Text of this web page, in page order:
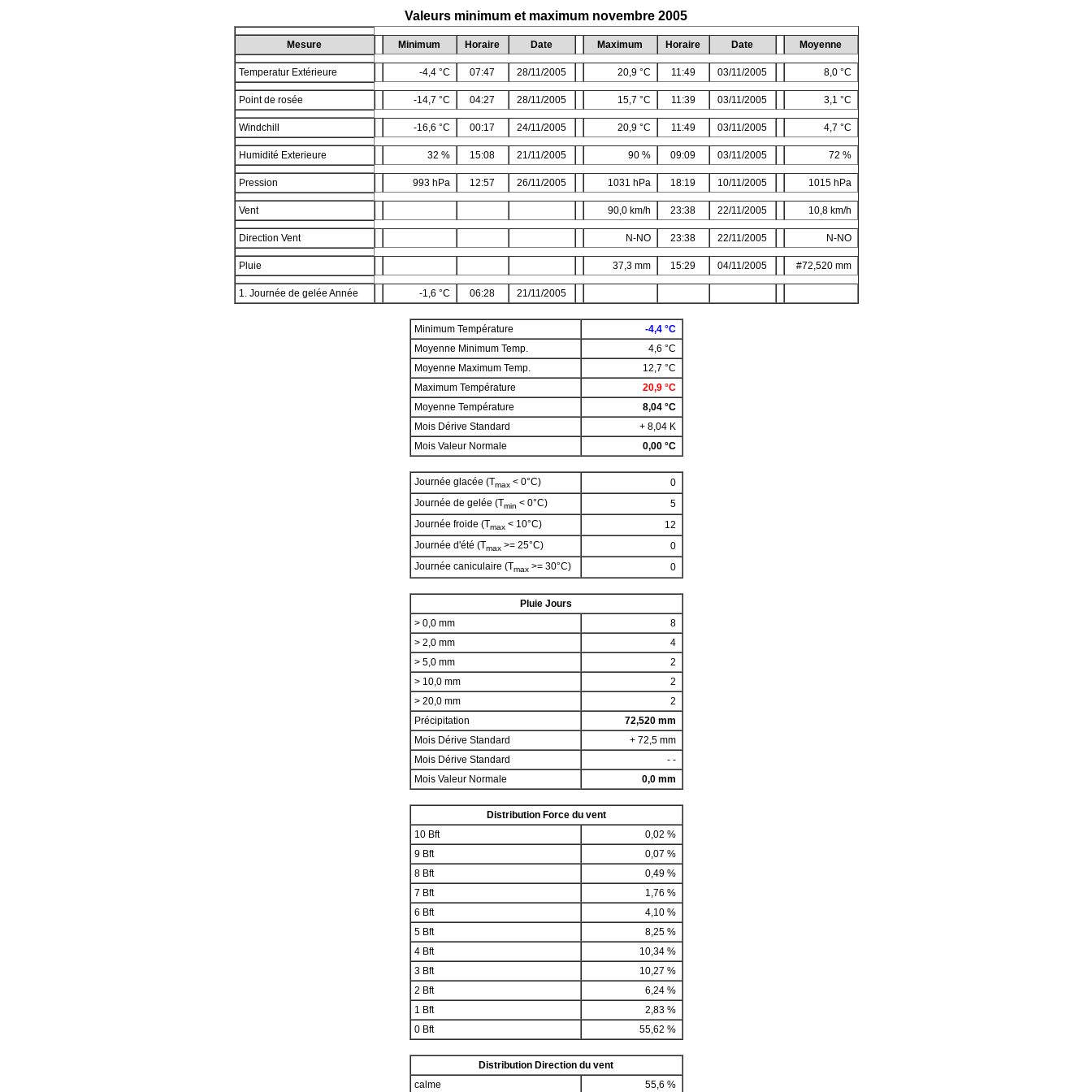
Valeurs minimum et maximum novembre 2005
Mesure Minimum Horaire Date Maximum Horaire Date Moyenne
Temperatur Extérieure -4,4 °C 07:47 28/11/2005 20,9 °C 11:49 03/11/2005 8,0 °C
Point de rosée -14,7 °C 04:27 28/11/2005 15,7 °C 11:39 03/11/2005 3,1 °C
Windchill -16,6 °C 00:17 24/11/2005 20,9 °C 11:49 03/11/2005 4,7 °C
Humidité Exterieure 32 % 15:08 21/11/2005 90 % 09:09 03/11/2005 72 %
Pression 993 hPa 12:57 26/11/2005 1031 hPa 18:19 10/11/2005 1015 hPa
Vent 90,0 km/h 23:38 22/11/2005 10,8 km/h
Direction Vent N-NO 23:38 22/11/2005 N-NO
Pluie 37,3 mm 15:29 04/11/2005 #72,520 mm
1. Journée de gelée Année -1,6 °C 06:28 21/11/2005
Minimum Température
-4,4 °C
Moyenne Minimum Temp.
4,6 °C
Moyenne Maximum Temp.
12,7 °C
Maximum Température
20,9 °C
Moyenne Température
8,04 °C
Mois Dérive Standard
+ 8,04 K
Mois Valeur Normale
0,00 °C
Journée glacée (Tmax< 0°C)
0
Journée de gelée (Tmin < 0°C)
5
Journée froide (Tmax< 10°C)
12
Journée d'été (Tmax>= 25°C)
0
Journée caniculaire (Tmax>= 30°C) 0
Pluie Jours
> 0,0 mm
8
> 2,0 mm
4
> 5,0 mm
2
> 10,0 mm
2
> 20,0 mm
2
Précipitation
72,520 mm
Mois Dérive Standard
+ 72,5 mm
Mois Dérive Standard
- -
Mois Valeur Normale
0,0 mm
Distribution Force du vent
10 Bft
0,02 %
9 Bft
0,07 %
8 Bft
0,49 %
7 Bft
1,76 %
6 Bft
4,10 %
5 Bft
8,25 %
4 Bft
10,34 %
3 Bft
10,27 %
2 Bft
6,24 %
1 Bft
2,83 %
0 Bft
55,62 %
Distribution Direction du vent
calme
55,6 %